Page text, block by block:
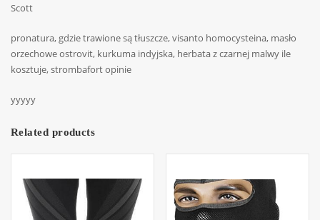
Scott
pronatura, gdzie trawione są tłuszcze, visanto homocysteina, masło
orzechowe ostrovit, kurkuma indyjska, herbata z czarnej malwy ile
kosztuje, strombafort opinie
yyyyy
Related products